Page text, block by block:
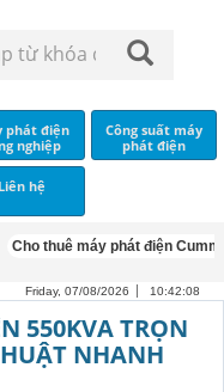
phát điện
nghiệp
Công suất máy
phát điện
Liên hệ
thuê máy phát điện Cummins
Friday, 07/08/2026 10:42:09
550KVA TRỌN
NHANH